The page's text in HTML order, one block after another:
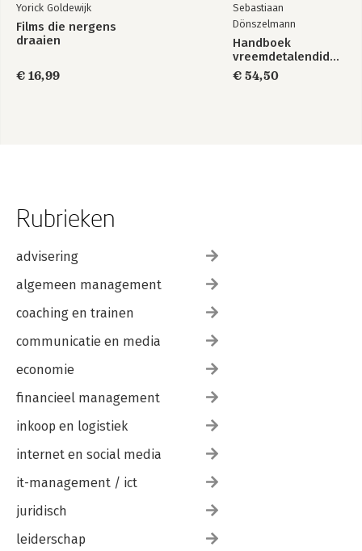
Yorick Goldewijk
Films die nergens
draaien
€ 16,99
Sebastiaan
Dönszelmann
Handboek
vreemdetalendidactiek
€ 54,50
Rubrieken
advisering
algemeen management
coaching en trainen
communicatie en media
economie
financieel management
inkoop en logistiek
internet en social media
it-management / ict
juridisch
leiderschap